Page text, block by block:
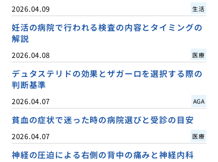
2026.04.09 生活
妊活の病院で行われる検査の内容とタイミングの
解説
2026.04.08 医療
デュタステリドの効果とザガーロを選択する際の
判断基準
2026.04.07 AGA
貧血の症状で迷った時の病院選びと受診の目安
2026.04.07 医療
神経の圧迫による右側の背中の痛みと神経内科